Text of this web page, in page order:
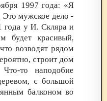
1997 года: «Я
Это мужское дело -
года у И. Скляра и
будет красивый,
возводят рядом
строит дом
то наподобие
с большой
балконом во